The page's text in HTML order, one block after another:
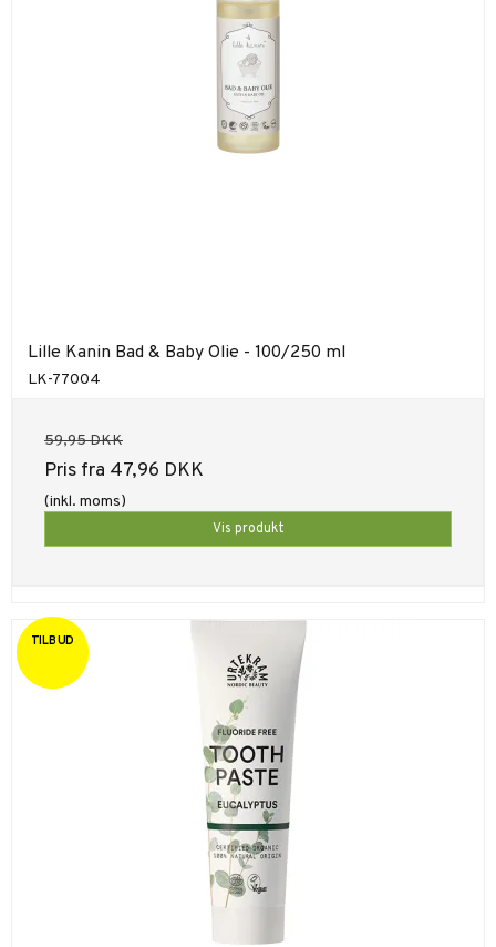
Lille Kanin Bad & Baby Olie - 100/250 ml
LK-77004
59,95 DKK
Pris fra 47,96 DKK
(inkl. moms)
Vis produkt
TILBUD